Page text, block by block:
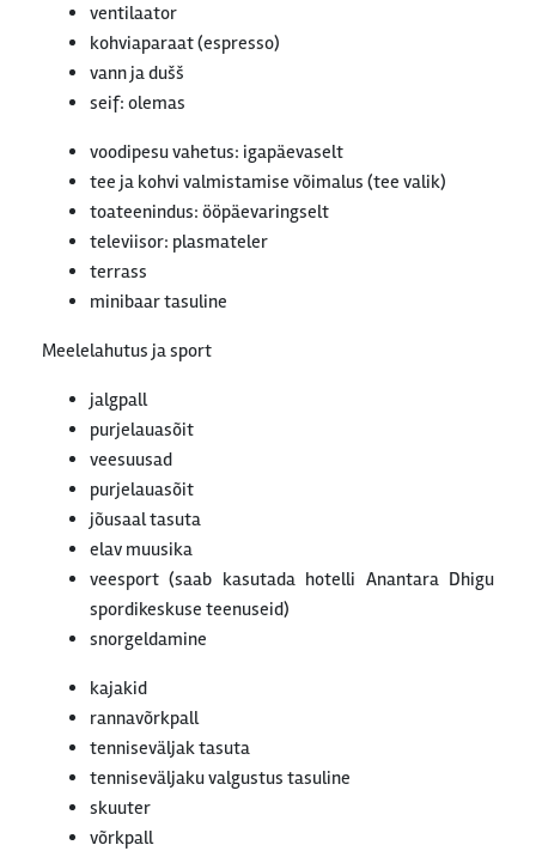
ventilaator
kohviaparaat (espresso)
vann ja dušš
seif: olemas
voodipesu vahetus: igapäevaselt
tee ja kohvi valmistamise võimalus (tee valik)
toateenindus: ööpäevaringselt
televiisor: plasmateler
terrass
minibaar tasuline
Meelelahutus ja sport
jalgpall
purjelauasõit
veesuusad
purjelauasõit
jõusaal tasuta
elav muusika
veesport (saab kasutada hotelli Anantara Dhigu
spordikeskuse teenuseid)
snorgeldamine
kajakid
rannavõrkpall
tenniseväljak tasuta
tenniseväljaku valgustus tasuline
skuuter
võrkpall